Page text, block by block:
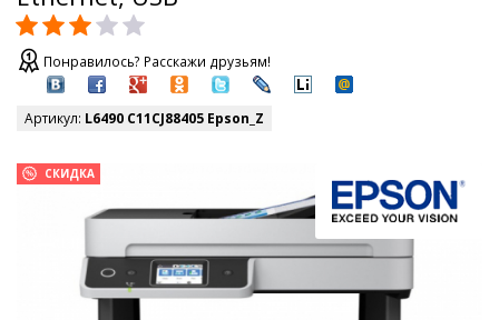
Понравилось? Расскажи друзьям!
Артикул: L6490 C11CJ88405 Epson_Z
СКИДКА